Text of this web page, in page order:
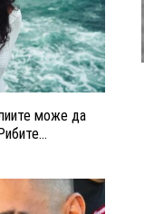
може да